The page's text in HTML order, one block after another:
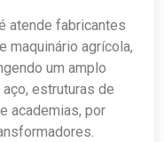
atende fabricantes
maquinário agrícola,
um amplo
estruturas de
academias, por